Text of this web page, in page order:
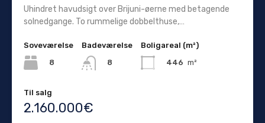
Uhindret havudsigt over Brijuni-øerne med betagende
solnedgange. To rummelige dobbelthuse,…
Soveværelse
8
Badeværelse
8
Boligareal (m²)
446 m²
Til salg
2.160.000€